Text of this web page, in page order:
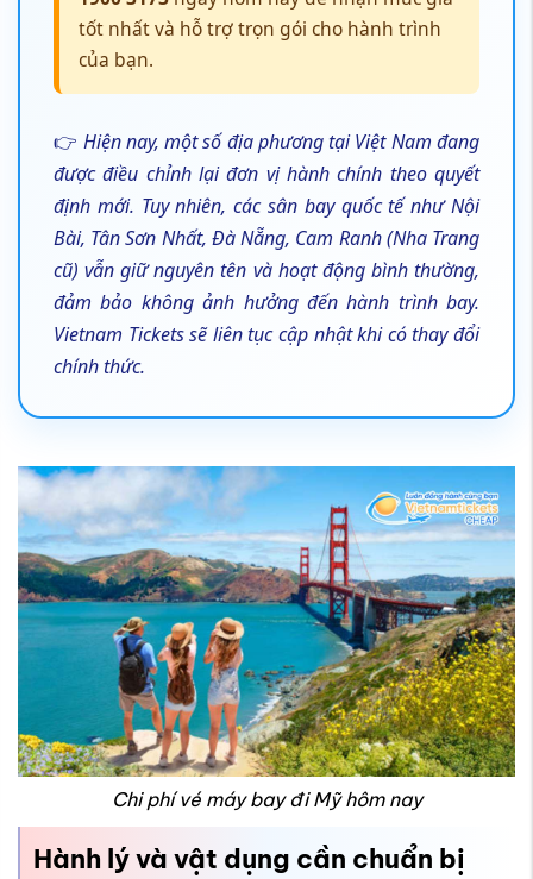
tốt nhất và hỗ trợ trọn gói cho hành trình
của bạn.
👉 Hiện nay, một số địa phương tại Việt Nam đang
được điều chỉnh lại đơn vị hành chính theo quyết
định mới. Tuy nhiên, các sân bay quốc tế như Nội
Bài, Tân Sơn Nhất, Đà Nẵng, Cam Ranh (Nha Trang
cũ) vẫn giữ nguyên tên và hoạt động bình thường,
đảm bảo không ảnh hưởng đến hành trình bay.
Vietnam Tickets sẽ liên tục cập nhật khi có thay đổi
chính thức.
Chi phí vé máy bay đi Mỹ hôm nay
Hành lý và vật dụng cần chuẩn bị